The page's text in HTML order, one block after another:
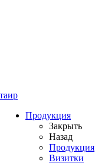
Продукция
Закрыть
Назад
Продукция
Визитки